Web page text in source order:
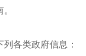
各类政府信息：